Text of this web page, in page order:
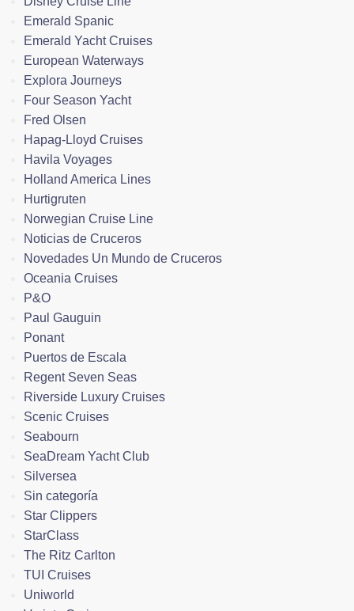
Emerald Spanic
Emerald Yacht Cruises
European Waterways
Explora Journeys
Four Season Yacht
Fred Olsen
Hapag-Lloyd Cruises
Havila Voyages
Holland America Lines
Hurtigruten
Norwegian Cruise Line
Noticias de Cruceros
Novedades Un Mundo de Cruceros
Oceania Cruises
P&O
Paul Gauguin
Ponant
Puertos de Escala
Regent Seven Seas
Riverside Luxury Cruises
Scenic Cruises
Seabourn
SeaDream Yacht Club
Silversea
Sin categoría
Star Clippers
StarClass
The Ritz Carlton
TUI Cruises
Uniworld